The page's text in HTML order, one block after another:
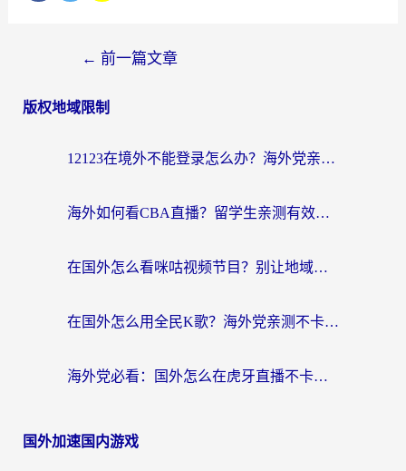
← 前一篇文章
版权地域限制
12123在境外不能登录怎么办？海外党亲测有效的回国加速方案
海外如何看CBA直播？留学生亲测有效的体育赛事观看指南
在国外怎么看咪咕视频节目？别让地域限制挡住你的追剧自由
在国外怎么用全民K歌？海外党亲测不卡顿的回国加速秘籍
海外党必看：国外怎么在虎牙直播不卡顿？附腾讯视频网易云音乐解决方案
国外加速国内游戏